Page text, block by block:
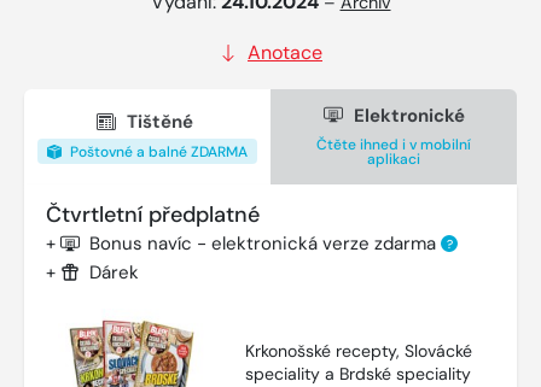
Anotace
Tištěné
Poštovné a balné ZDARMA
Elektronické
Čtěte ihned i v mobilní
aplikaci
Čtvrtletní předplatné
+ Bonus navíc - elektronická verze zdarma ?
+ Dárek
Krkonošské recepty, Slovácké
speciality a Brdské speciality